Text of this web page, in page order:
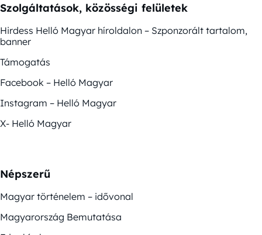
Szolgáltatások, közösségi felületek
Hirdess Helló Magyar híroldalon – Szponzorált tartalom,
banner
Támogatás
Facebook – Helló Magyar
Instagram – Helló Magyar
X- Helló Magyar
Népszerű
Magyar történelem – idővonal
Magyarország Bemutatása